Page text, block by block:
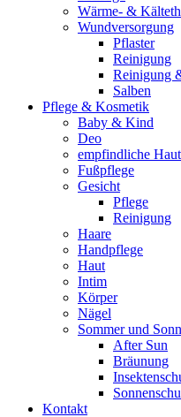
Wärme- &
Wundversorgung
Pflaster
Reinigung
Reinigung
Salben
Pflege & Kosmetik
Baby & Kind
Deo
empfindliche Haut
Fußpflege
Gesicht
Pflege
Reinigung
Haare
Handpflege
Haut
Intim
Körper
Nägel
Sommer und
After Sun
Bräunung
Kontakt